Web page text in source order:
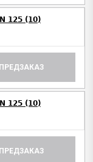
125 (10)
ПРЕДЗАКАЗ
125 (10)
ПРЕДЗАКАЗ